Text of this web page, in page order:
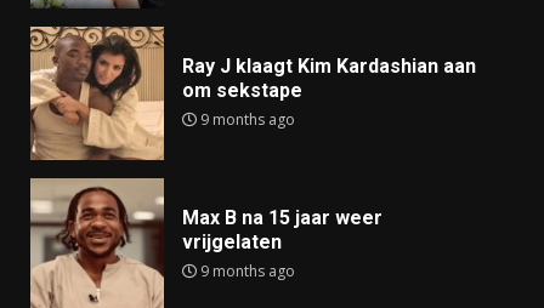
Ray J klaagt Kim Kardashian aan
om sekstape
9 months ago
Max B na 15 jaar weer
vrijgelaten
9 months ago